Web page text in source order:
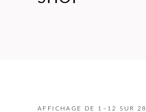
AFFICHAGE DE 1–12 SUR 28